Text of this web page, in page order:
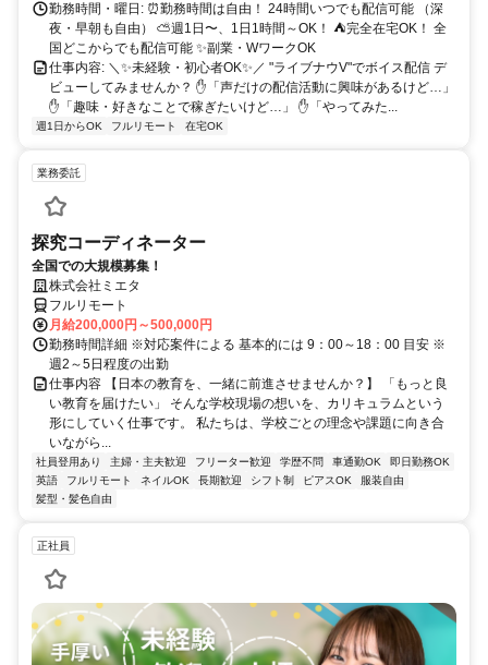
勤務時間・曜日: ⏰勤務時間は自由！ 24時間いつでも配信可能 （深
夜・早朝も自由） ⛅週1日〜、1日1時間～OK！ ⛺完全在宅OK！ 全
国どこからでも配信可能 ✨副業・WワークOK
仕事内容: ＼✨未経験・初心者OK✨／ "ライブナウV"でボイス配信 デ
ビューしてみませんか？ ✋「声だけの配信活動に興味があるけど…」
✋「趣味・好きなことで稼ぎたいけど…」 ✋「やってみた...
週1日からOK フルリモート 在宅OK
業務委託
探究コーディネーター
全国での大規模募集！
株式会社ミエタ
フルリモート
月給200,000円～500,000円
勤務時間詳細 ※対応案件による 基本的には 9：00～18：00 目安 ※
週2～5日程度の出勤
仕事内容 【日本の教育を、一緒に前進させませんか？】 「もっと良
い教育を届けたい」 そんな学校現場の想いを、カリキュラムという
形にしていく仕事です。 私たちは、学校ごとの理念や課題に向き合
いながら...
社員登用あり 主婦・主夫歓迎 フリーター歓迎 学歴不問 車通勤OK
即日勤務OK
英語
フルリモート ネイルOK 長期歓迎 シフト制 ピアスOK
服装自由
髪型・髪色自由
正社員